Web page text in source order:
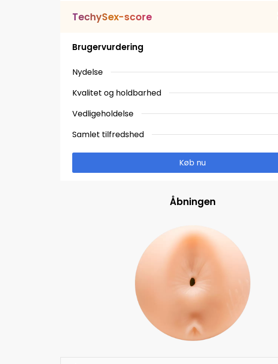
TechySex-score
Brugervurdering
Nydelse
Kvalitet og holdbarhed
Vedligeholdelse
Samlet tilfredshed
Køb nu
Åbningen